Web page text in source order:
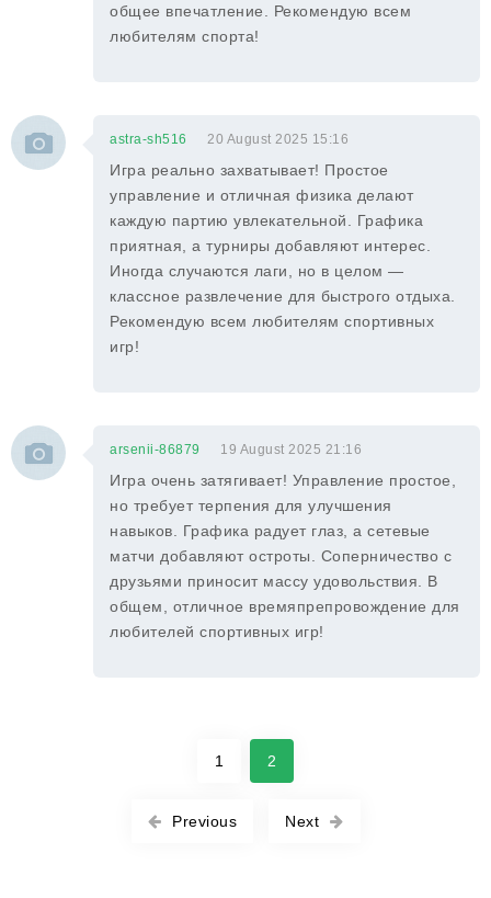
общее впечатление. Рекомендую всем
любителям спорта!
astra-sh516 20 August 2025 15:16
Игра реально захватывает! Простое
управление и отличная физика делают
каждую партию увлекательной. Графика
приятная, а турниры добавляют интерес.
Иногда случаются лаги, но в целом —
классное развлечение для быстрого отдыха.
Рекомендую всем любителям спортивных
игр!
arsenii-86879 19 August 2025 21:16
Игра очень затягивает! Управление простое,
но требует терпения для улучшения
навыков. Графика радует глаз, а сетевые
матчи добавляют остроты. Соперничество с
друзьями приносит массу удовольствия. В
общем, отличное времяпрепровождение для
любителей спортивных игр!
Previous
1 2
Next